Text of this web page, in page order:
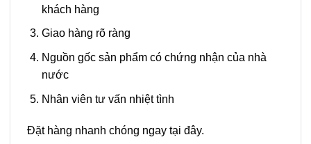
khách hàng
Giao hàng rõ ràng
Nguồn gốc sản phẩm có chứng nhận của nhà
nước
Nhân viên tư vấn nhiệt tình
Đặt hàng nhanh chóng ngay tại đây.